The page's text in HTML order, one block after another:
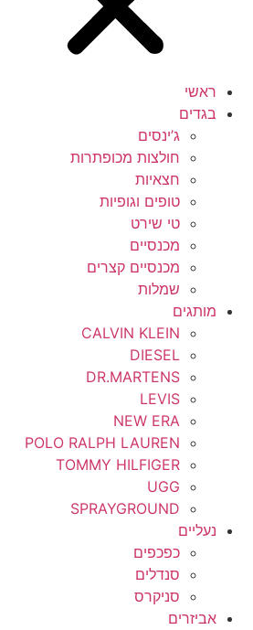
ראשי
בגדים
ג’ינסים
חולצות מכופתרות
חצאיות
טופים וגופיות
טי שירט
מכנסיים
מכנסיים קצרים
שמלות
מותגים
CALVIN KLEIN
DIESEL
DR.MARTENS
LEVIS
NEW ERA
POLO RALPH LAUREN
TOMMY HILFIGER
UGG
SPRAYGROUND
נעליים
כפכפים
סנדלים
סניקרס
אביזרים